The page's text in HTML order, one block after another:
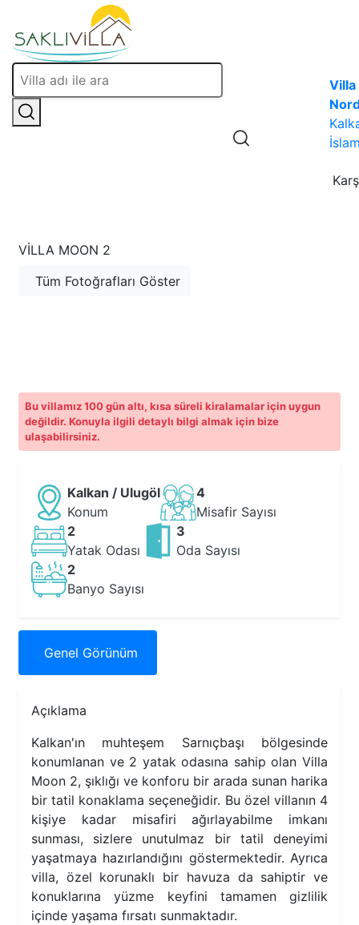
Villa
VILLA MOON 2
Tüm Fotoğrafları Göster
Bu villamız 100 gün altı, kısa süreli kiralamalar için uygun
değildir. Konuyla ilgili detaylı bilgi almak için bize
ulaşabilirsiniz.
Kalkan / Ulugöl
Konum
4
Misafir Sayısı
2
Yatak Odası
3
Oda Sayısı
2
Banyo Sayısı
Genel Görünüm
Açıklama
Kalkan'ın muhteşem Sarnıçbaşı bölgesinde
konumlanan ve 2 yatak odasına sahip olan Villa
Moon 2, şıklığı ve konforu bir arada sunan harika
bir tatil konaklama seçeneğidir. Bu özel villanın 4
kişiye kadar misafiri ağırlayabilme imkanı
sunması, sizlere unutulmaz bir tatil deneyimi
yaşatmaya hazırlandığını göstermektedir. Ayrıca
villa, özel korunaklı bir havuza da sahiptir ve
konuklarına yüzme keyfini tamamen gizlilik
içinde yaşama fırsatı sunmaktadır.